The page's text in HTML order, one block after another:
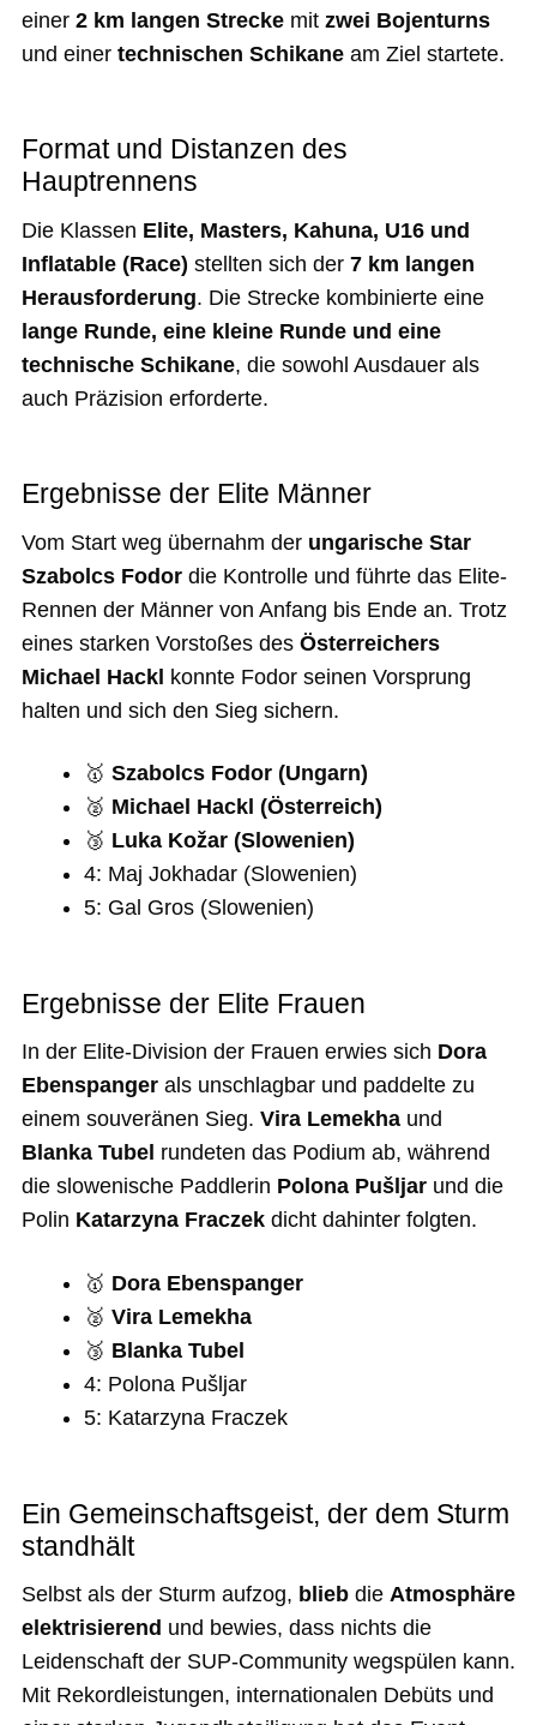
einer 2 km langen Streckemit zwei Bojenturns
und einer technischen Schikaneam Ziel startete.
Format und Distanzen des
Hauptrennens
Die Klassen Elite, Masters, Kahuna, U16 und
Inflatable (Race) stellten sich der 7 km langen
Herausforderung. Die Strecke kombinierte eine
lange Runde, eine kleine Runde und eine
technische Schikane, die sowohl Ausdauer als
auch Präzision erforderte.
Ergebnisse der Elite Männer
Vom Start weg übernahm der ungarische Star
Szabolcs Fodordie Kontrolle und führte das Elite-
Rennen der Männer von Anfang bis Ende an. Trotz
eines starken Vorstoßes des Österreichers
Michael Hackl konnte Fodor seinen Vorsprung
halten und sich den Sieg sichern.
🥇Szabolcs Fodor (Ungarn)
🥈 Michael Hackl (Österreich)
🥉 Luka Kožar (Slowenien)
4: Maj Jokhadar (Slowenien)
5: Gal Gros (Slowenien)
Ergebnisse der Elite Frauen
In der Elite-Division der Frauen erwies sich Dora
Ebenspangerals unschlagbar und paddelte zu
einem souveränen Sieg. Vira Lemekhaund
Blanka Tubel rundeten das Podium ab, während
die slowenische Paddlerin Polona Pušljarund die
Polin Katarzyna Fraczekdicht dahinter folgten.
🥇 Dora Ebenspanger
🥈Vira Lemekha
🥉 Blanka Tubel
4: Polona Pušljar
5: Katarzyna Fraczek
Ein Gemeinschaftsgeist, der dem Sturm
standhält
Selbst als der Sturm aufzog, bliebdie Atmosphäre
elektrisierend und bewies, dass nichts die
Leidenschaft der SUP-Community wegspülen kann.
Mit Rekordleistungen, internationalen Debüts und